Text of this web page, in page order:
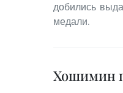
добились
медали.
Хошимин